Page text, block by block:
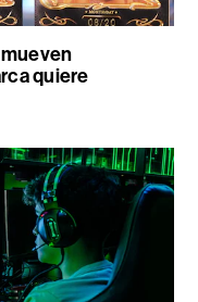
quiere